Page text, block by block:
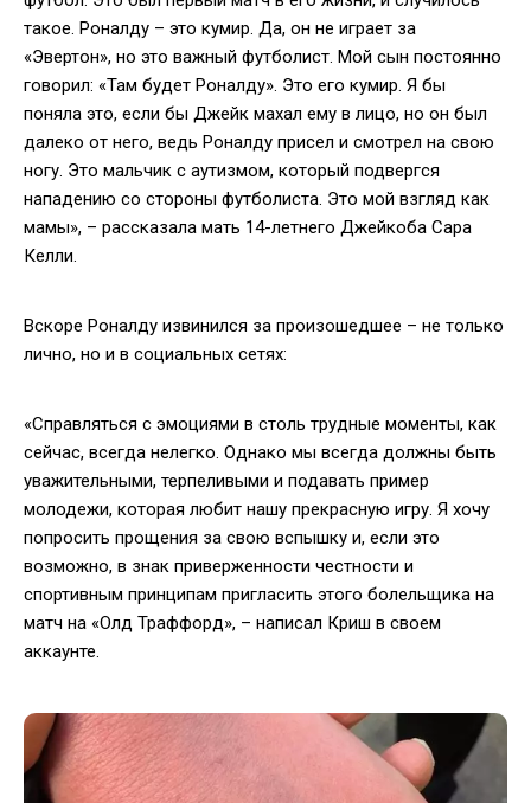
такое. Роналду – это кумир. Да, он не играет за
«Эвертон», но это важный футболист. Мой сын постоянно
говорил: «Там будет Роналду». Это его кумир. Я бы
поняла это, если бы Джейк махал ему в лицо, но он был
далеко от него, ведь Роналду присел и смотрел на свою
ногу. Это мальчик с аутизмом, который подвергся
нападению со стороны футболиста. Это мой взгляд как
мамы», – рассказала мать 14-летнего Джейкоба Сара
Келли.
Вскоре Роналду извинился за произошедшее – не только
лично, но и в социальных сетях:
«Справляться с эмоциями в столь трудные моменты, как
сейчас, всегда нелегко. Однако мы всегда должны быть
уважительными, терпеливыми и подавать пример
молодежи, которая любит нашу прекрасную игру. Я хочу
попросить прощения за свою вспышку и, если это
возможно, в знак приверженности честности и
спортивным принципам пригласить этого болельщика на
матч на «Олд Траффорд», – написал Криш в своем
аккаунте.